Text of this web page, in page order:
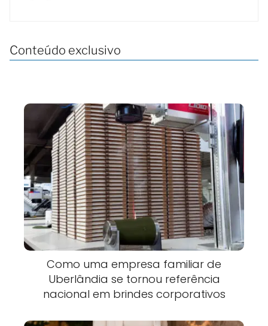
Conteúdo exclusivo
Como uma empresa familiar de
Uberlândia se tornou referência
nacional em brindes corporativos